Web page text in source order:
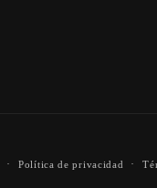
Política de privacidad